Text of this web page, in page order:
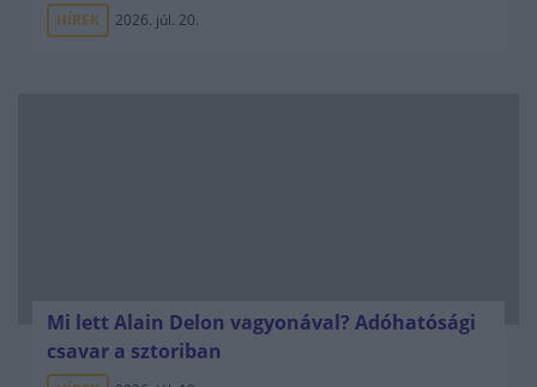
HÍREK 2026. júl. 20.
Mi lett Alain Delon vagyonával? Adóhatósági
csavar a sztoriban